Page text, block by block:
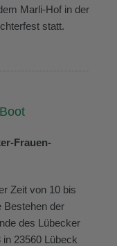
Marli-Hof in der
statt.
Frauen-
Zeit von 10 bis
Bestehen der
des Lübecker
23560 Lübeck